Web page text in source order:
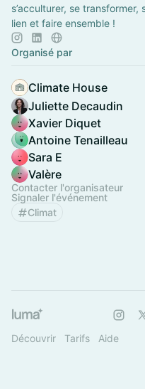
s’acculturer, se
lien et faire ensemble !
Organisé par
Climate House
Juliette Decaudin
Xavier Diquet
Antoine Tenailleau
Sara E
Valère
Contacter l'organisateur
Signaler l'événement
Climat
Découvrir Tarifs Aide